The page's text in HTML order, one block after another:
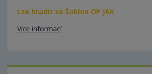
Lze hradit ze Šablon OP JAK
Více informací